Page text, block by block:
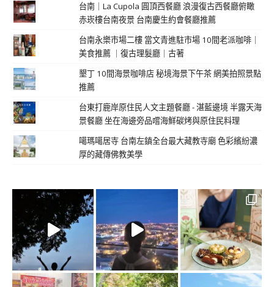
台南｜La Cupola 圓頂西餐廳 浪漫復古西餐廳俯瞰
赤崁樓台南夜景 台南慶生約會餐廳推薦
台南永樂市場二樓 當文青進駐市場 10間老派咖啡｜
美食推薦 ｜復古理髮廳｜古著
墾丁 10間海景咖啡店 秘境海景下午茶 網美拍照景點
推薦
台東打鹿岸原住民人文主題餐廳 - 湛藍邊境 半露天海
景餐廳 坐在海邊旁品嚐海鮮碳烤與原住民料理
噶瑪噶居寺 台南左鎮全台最大藏教寺廟 色彩繽紛濃
厚的藏傳佛教美學